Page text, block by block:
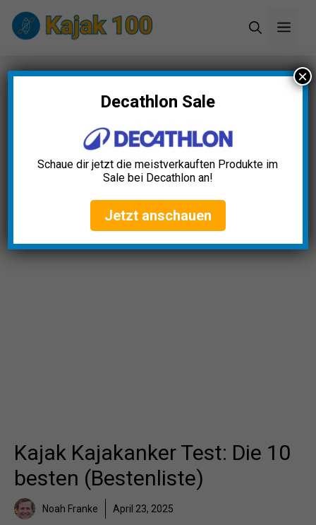
Zum
Inhalt
Startseite»Blog»Kajak Kajakanker Test: Die 10
besten (Bestenliste)
Kajak Kajakanker Test: Die 10
besten (Bestenliste)
Noah Franke April 23, 2025
Decathlon Sale
Schaue dir jetzt die meistverkauften Produkte im
Sale bei Decathlon an!
Jetzt anschauen
×